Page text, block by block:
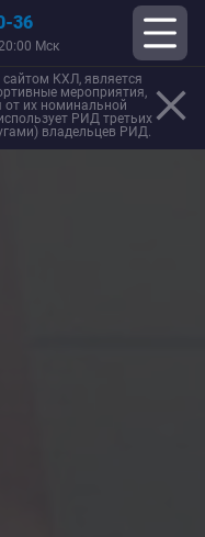
36
Мск
КХЛ, является
мероприятия,
от их номинальной
РИД третьих
владельцев РИД.